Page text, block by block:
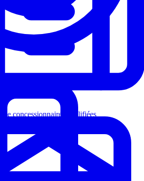
de concessionnaires qualifiées